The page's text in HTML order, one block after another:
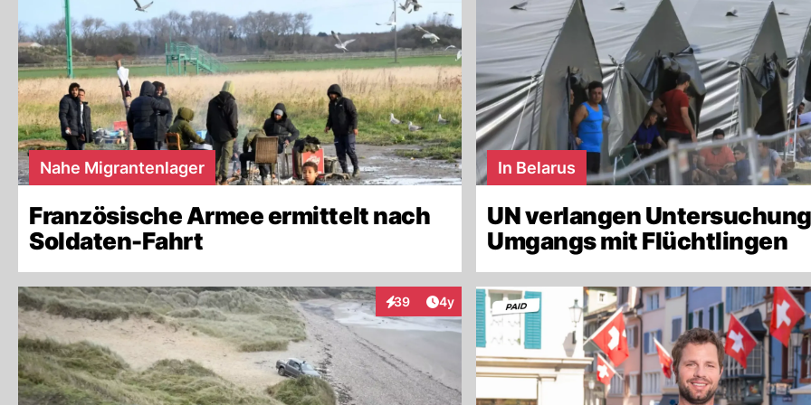
Nahe Migrantenlager
Französische Armee ermittelt nach
Soldaten-Fahrt
In Belarus
UN verlangen
Umgangs mit Flüchtlingen
39
InteraktionenArtikel veröffentlicht:
4y